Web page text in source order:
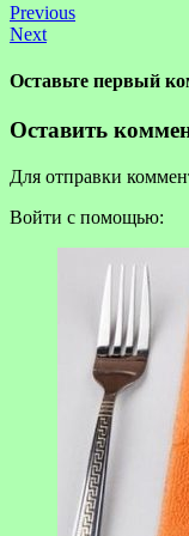
Previous
Next
Оставьте первый
Оставить
Для отправки
Войти с помощью: